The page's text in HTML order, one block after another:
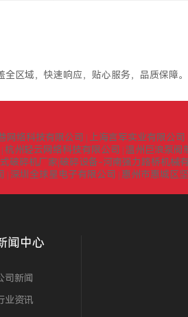
区域，快速响应，贴心服务，品质保障。
网络科技有限公司 上海言军实业有限公司
杭州轻云网络科技有限公司 温州巨浪泵阀
破碎机厂家|破碎设备-河南强力路桥机械
深圳全球星电子有限公司 惠州市惠城区
闻中心
司新闻
业资讯